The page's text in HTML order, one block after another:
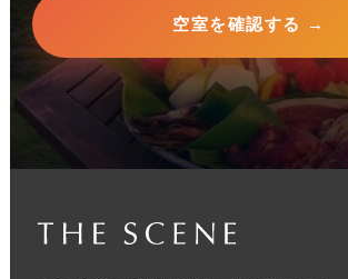
空室を確認する →